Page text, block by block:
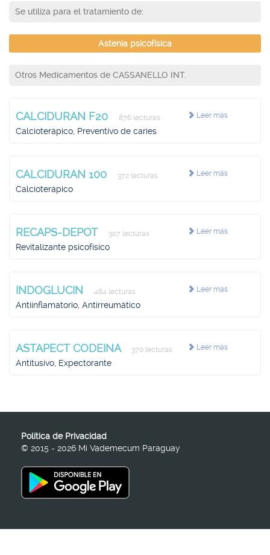
Se utiliza para el tratamiento de:
Astenia psicofísica
Otros Medicamentos de CASSANELLO INT.
Leer más
CALCIDURAN F20 876 lecturas
Calcioterápico, Preventivo de caries
Leer más
CALCIDURAN 100 372 lecturas
Calcioterápico
Leer más
RECAPS-DEPOT 307 lecturas
Revitalizante psicofísico
Leer más
INDOGLUCIN 484 lecturas
Antiinflamatorio, Antirreumático
Leer más
ASTAPECT CODEINA 370 lecturas
Antitusivo, Expectorante
Política de Privacidad
© 2015 - 2026 Mi Vademecum Paraguay